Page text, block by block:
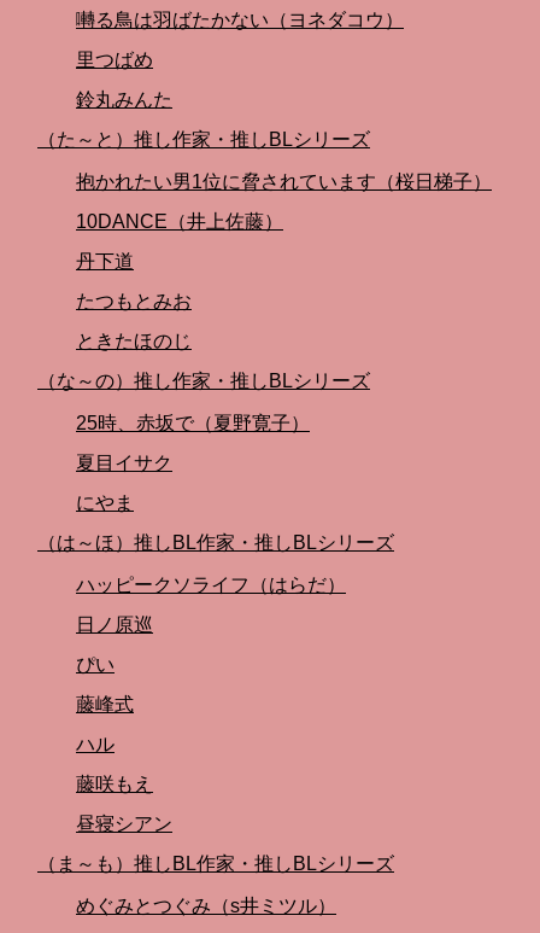
囀る鳥は羽ばたかない（ヨネダコウ）
里つばめ
鈴丸みんた
（た～と）推し作家・推しBLシリーズ
抱かれたい男1位に脅されています（桜日梯子）
10DANCE（井上佐藤）
丹下道
たつもとみお
ときたほのじ
（な～の）推し作家・推しBLシリーズ
25時、赤坂で（夏野寛子）
夏目イサク
にやま
（は～ほ）推しBL作家・推しBLシリーズ
ハッピークソライフ（はらだ）
日ノ原巡
ぴい
藤峰式
ハル
藤咲もえ
昼寝シアン
（ま～も）推しBL作家・推しBLシリーズ
めぐみとつぐみ（s井ミツル）